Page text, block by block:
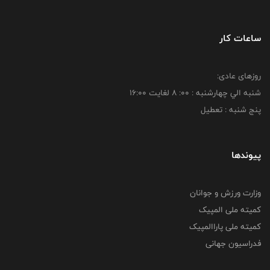
ساعات کار
روزهای عادی:
شنبه الي چهارشنبه : 00: 8 لغايت 16:00
پنج شنبه : تعطیل
پیوندها
وزارت ورزش و جوانان
کمیته ملی المپیک
کمیته ملی پاراالمپیک
فدراسیون جهانی